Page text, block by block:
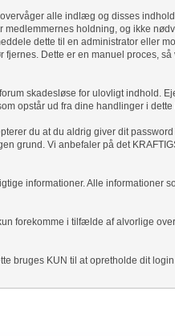
alle indlæg og disses
medlemmernes holdning, og ikke
dette til en administrator eller
fjernes. Dette er en manuel proces,
skadesløse for ulovligt indhold.
opstår ud fra dine handlinger i dette
du at du aldrig giver dit
grund. Vi anbefaler på det
informationer. Alle informationer
forekomme i tilfælde af alvorlige
bruges KUN til at opretholde dit